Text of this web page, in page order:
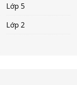
Lớp 5
Lớp 2